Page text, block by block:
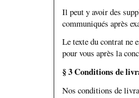
Il peut y avoir des
communiqués après
Le texte du contrat ne
pour vous après la
§ 3 Conditions de
Nos conditions de